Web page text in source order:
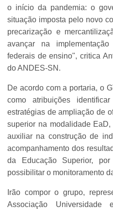
o início da pandemia: o
situação imposta pelo novo
precarização e
avançar na
federais de ensino", critica
do ANDES-SN.
De acordo com a portaria, o
como atribuições
estratégias de ampliação de
superior na modalidade
auxiliar na construção de
acompanhamento dos
da Educação Superior,
possibilitar o monitoramento
Irão compor o grupo,
Associação